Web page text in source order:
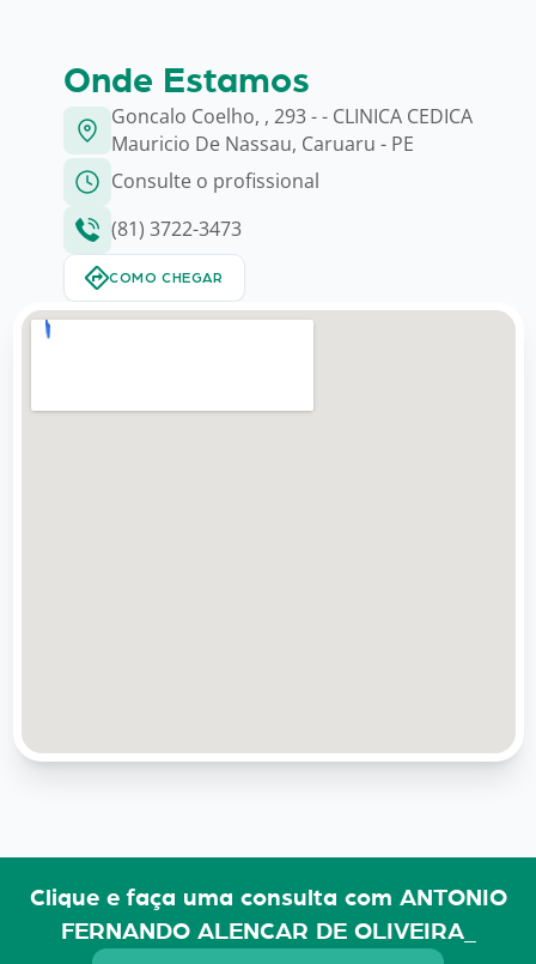
Onde Estamos
Goncalo Coelho, , 293 - - CLINICA CEDICA
Mauricio De Nassau, Caruaru - PE
Consulte o profissional
(81) 3722-3473
COMO CHEGAR
Clique e faça uma consulta com ANTONIO
FERNANDO ALENCAR DE OLIVEIRA_